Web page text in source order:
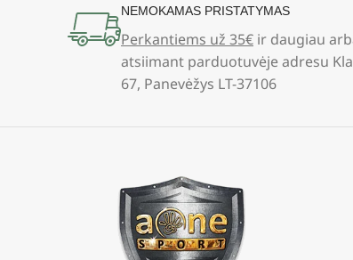
NEMOKAMAS PRISTATYMAS
Perkantiems už 35€ir daugiau
atsiimant parduotuvėje adresu
67, Panevėžys LT-37106